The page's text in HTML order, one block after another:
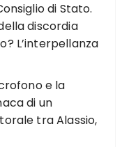
di Stato.
discordia
L’interpellanza
e la
di un
tra Alassio,